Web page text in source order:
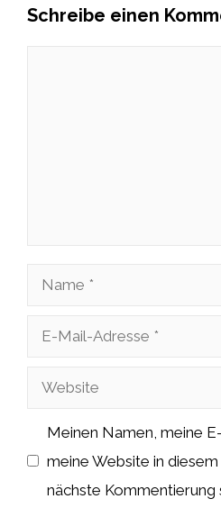
Schreibe einen
Name
Adresse
Website
Meinen Namen, meine
meine Website in
nächste Kommentierung